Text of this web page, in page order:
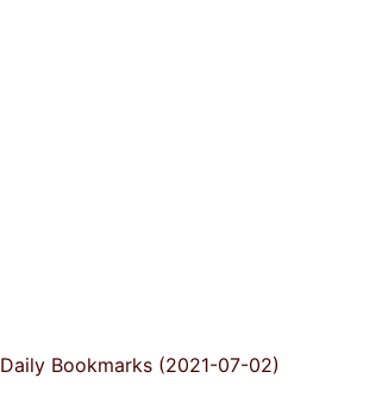
投稿ナビゲーション
Daily Bookmarks (2021-07-02)